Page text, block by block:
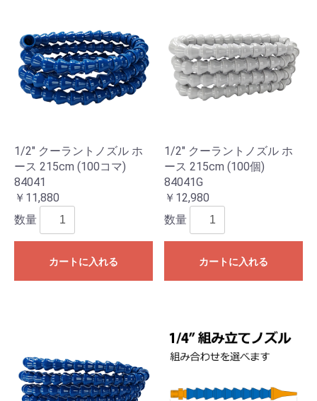
1/2" クーラントノズル ホ
ース 215cm (100コマ)
84041
￥11,880
数量
カートに入れる
1/2" クーラントノズル ホ
ース 215cm (100個)
84041G
￥12,980
数量
カートに入れる